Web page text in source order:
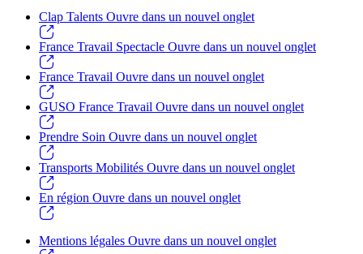
Clap Talents Ouvre dans un nouvel onglet
France Travail Spectacle Ouvre dans un nouvel onglet
France Travail Ouvre dans un nouvel onglet
GUSO France Travail Ouvre dans un nouvel onglet
Prendre Soin Ouvre dans un nouvel onglet
Transports Mobilités Ouvre dans un nouvel onglet
En région Ouvre dans un nouvel onglet
Mentions légales Ouvre dans un nouvel onglet